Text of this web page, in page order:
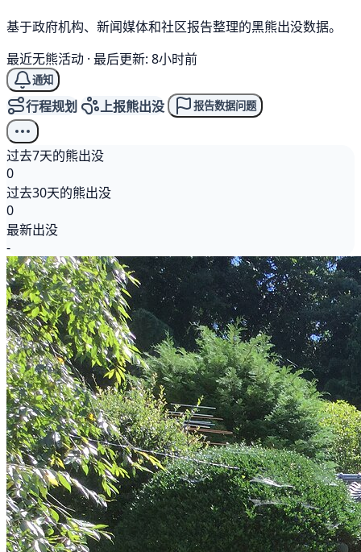
基于政府机构、新闻媒体和社区报告整理的黑熊出没数据。
最近无熊活动 · 最后更新: 8小时前
通知
行程规划 上报熊出没 报告数据问题
过去7天的熊出没
0
过去30天的熊出没
0
最新出没
-